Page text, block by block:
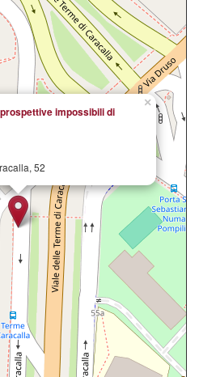
×
impossibili di
52